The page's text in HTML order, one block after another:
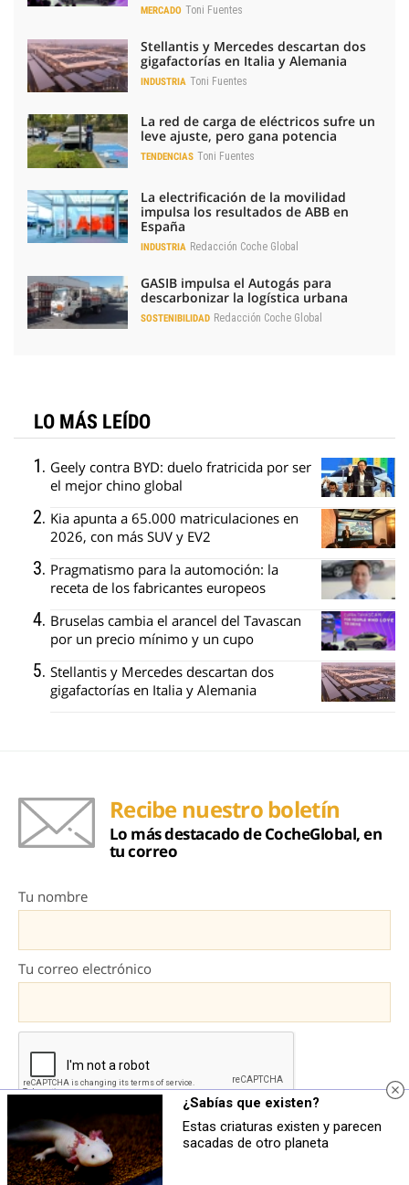
MERCADO Toni Fuentes
Stellantis y Mercedes descartan dos
gigafactorías en Italia y Alemania
INDUSTRIA Toni Fuentes
La red de carga de eléctricos sufre un
leve ajuste, pero gana potencia
TENDENCIAS Toni Fuentes
La electrificación de la movilidad
impulsa los resultados de ABB en
España
INDUSTRIA Redacción Coche Global
GASIB impulsa el Autogás para
descarbonizar la logística urbana
SOSTENIBILIDAD Redacción Coche Global
LO MÁS LEÍDO
Geely contra BYD: duelo fratricida por ser
el mejor chino global
Kia apunta a 65.000 matriculaciones en
2026, con más SUV y EV2
Pragmatismo para la automoción: la
receta de los fabricantes europeos
Bruselas cambia el arancel del Tavascan
por un precio mínimo y un cupo
Stellantis y Mercedes descartan dos
gigafactorías en Italia y Alemania
Recibe nuestro boletín
Lo más destacado de CocheGlobal, en
tu correo
Tu nombre
Tu correo electrónico
Al darte de alta aceptas la
¿Sabías que existen?
Estas criaturas existen y parecen
sacadas de otro planeta